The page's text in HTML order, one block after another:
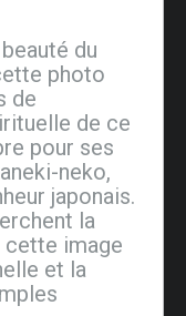
du
photo
de
de ce
pour ses
neko,
japonais.
la
image
et la